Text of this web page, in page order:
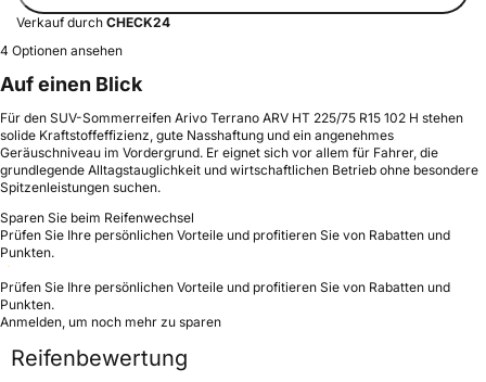
Verkauf durch CHECK24
4 Optionen ansehen
Auf einen Blick
Für den SUV-Sommerreifen Arivo Terrano ARV HT 225/75 R15 102 H stehen
solide Kraftstoffeffizienz, gute Nasshaftung und ein angenehmes
Geräuschniveau im Vordergrund. Er eignet sich vor allem für Fahrer, die
grundlegende Alltagstauglichkeit und wirtschaftlichen Betrieb ohne besondere
Spitzenleistungen suchen.
Sparen Sie beim Reifenwechsel
Prüfen Sie Ihre persönlichen Vorteile und profitieren Sie von Rabatten und
Punkten.
Prüfen Sie Ihre persönlichen Vorteile und profitieren Sie von Rabatten und
Punkten.
Anmelden, um noch mehr zu sparen
Reifenbewertung